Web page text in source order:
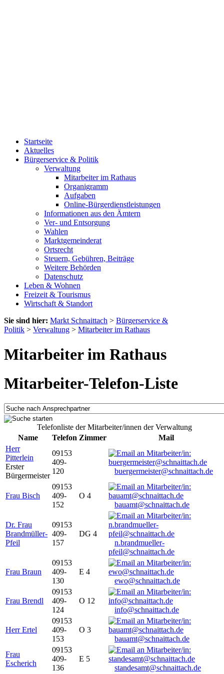
Startseite
Aktuelles
Bürgerservice & Politik
Verwaltung
Mitarbeiter im Rathaus
Organigramm
Aufgaben
Online-Bürgerdienstleistungen
Informationen aus den Ämtern
Ver- und Entsorgung
Wahlen
Marktgemeinderat
Ortsrecht
Steuern, Gebühren, Beiträge
Weitere Behörden
Datenschutz
Leben & Wohnen
Freizeit & Tourismus
Wirtschaft & Standort
Sie sind hier: Markt Schnaittach > Bürgerservice &
Politik > Verwaltung > Mitarbeiter im Rathaus
Mitarbeiter im Rathaus
Mitarbeiter-Telefon-Liste
Telefonliste der Mitarbeiter/innen der Verwaltung
Name
Telefon Zimmer
Mail
Herr
Pitterlein
Erster
Bürgermeister
09153
409-
120
buergermeister@schnaittach.de
Frau Bisch
09153
409-
152
O 4
bauamt@schnaittach.de
Dr. Frau
Brandmüller-
Pfeil
09153
409-
157
DG 4
n.brandmueller-
pfeil@schnaittach.de
Frau Braun
09153
409-
130
E 4
ewo@schnaittach.de
Frau Brendl
09153
409-
124
O 12
info@schnaittach.de
Herr Ertel
09153
409-
153
O 3
bauamt@schnaittach.de
Frau
Escherich
09153
409-
136
E 5
standesamt@schnaittach.de